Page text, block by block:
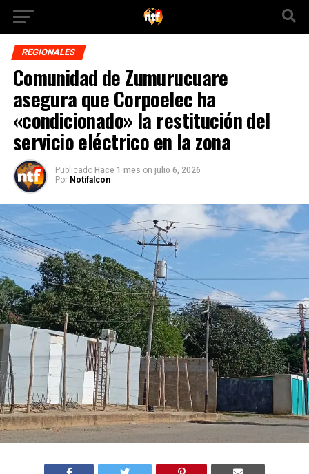
REGIONALES
Comunidad de Zumurucuare
asegura que Corpoelec ha
«condicionado» la restitución del
servicio eléctrico en la zona
Publicado Hace 1 mes on julio 6, 2026
Por Notifalcon